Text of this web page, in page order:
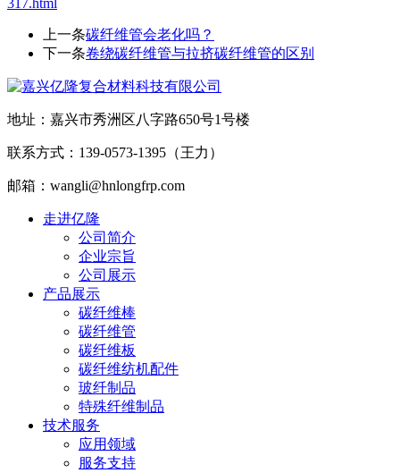
317.html
上一条碳纤维管会老化吗？
下一条卷绕碳纤维管与拉挤碳纤维管的区别
地址：嘉兴市秀洲区八字路650号1号楼
联系方式：139-0573-1395（王力）
邮箱：wangli@hnlongfrp.com
走进亿隆
公司简介
企业宗旨
公司展示
产品展示
碳纤维棒
碳纤维管
碳纤维板
碳纤维纺机配件
玻纤制品
特殊纤维制品
技术服务
应用领域
服务支持